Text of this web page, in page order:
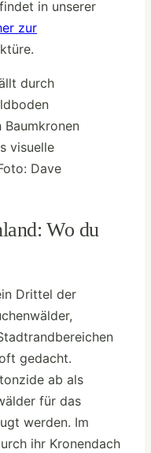
in unserer
zur
visuelle
Dave
Wo du
Drittel der
gedacht.
ab als
für das
werden. Im
ihr Kronendach